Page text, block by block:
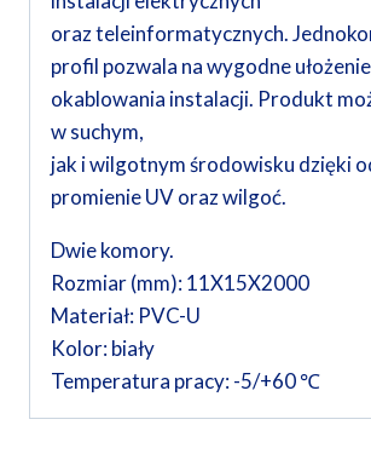
oraz teleinformatycznych.
profil pozwala na wygodne ułożenie
okablowania instalacji. Produkt
w suchym,
jak i wilgotnym środowisku dzięki
promienie UV oraz wilgoć.
Dwie komory.
Rozmiar (mm): 11X15X2000
Materiał: PVC-U
Kolor: biały
Temperatura pracy: -5/+60 ℃